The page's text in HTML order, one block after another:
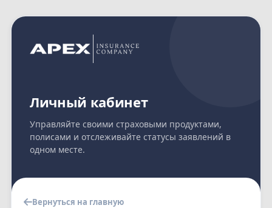
Личный кабинет
Управляйте своими страховыми продуктами,
полисами и отслеживайте статусы заявлений в
одном месте.
Вернуться на главную